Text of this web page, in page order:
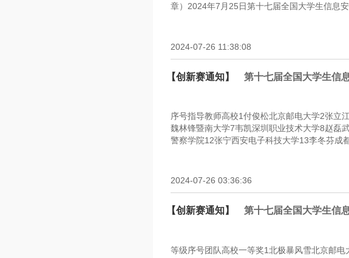
章）2024年7月25日第十七届全国大学生信
2024-07-26 11:38:08
【创新赛通知】 第十七届全国大学生信
序号指导教师高校1付俊松北京邮电大学2张立
魏林锋暨南大学7韦凯深圳职业技术大学8赵磊
警察学院12张宁西安电子科技大学13李冬芬成
2024-07-26 03:36:36
【创新赛通知】 第十七届全国大学生信
等级序号团队高校一等奖1北极暴风雪北京邮